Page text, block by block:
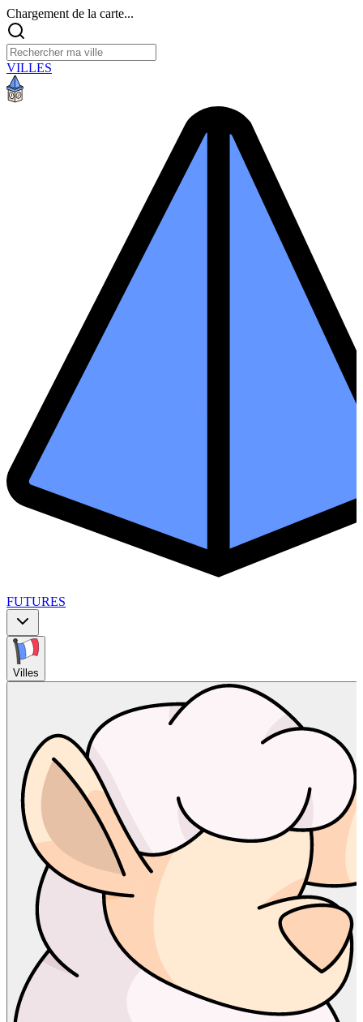
Chargement de la carte...
VILLES
FUTURES
Villes